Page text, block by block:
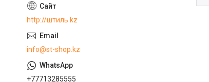
http://штиль.kz
info@st-shop.kz
+77713285555